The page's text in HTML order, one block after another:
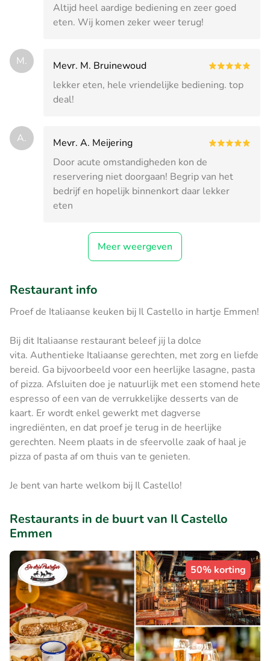
Altijd heel aardige bediening en zeer goed
eten. Wij komen zeker weer terug!
M.
Mevr. M. Bruinewoud
lekker eten, hele vriendelijke bediening. top
deal!
A.
Mevr. A. Meijering
Door acute omstandigheden kon de
reservering niet doorgaan! Begrip van het
bedrijf en hopelijk binnenkort daar lekker
eten
Meer weergeven
Restaurant info
Proef de Italiaanse keuken bij Il Castello in hartje Emmen!
Bij dit Italiaanse restaurant beleef jij la dolce
vita. Authentieke Italiaanse gerechten, met zorg en liefde
bereid. Ga bijvoorbeeld voor een heerlijke lasagne, pasta
of pizza. Afsluiten doe je natuurlijk met een stomend hete
espresso of een van de verrukkelijke desserts van de
kaart. Er wordt enkel gewerkt met dagverse
ingrediënten, en dat proef je terug in de heerlijke
gerechten. Neem plaats in de sfeervolle zaak of haal je
pizza of pasta af om thuis van te genieten.
Je bent van harte welkom bij Il Castello!
Restaurants in de buurt van Il Castello
Emmen
50% korting